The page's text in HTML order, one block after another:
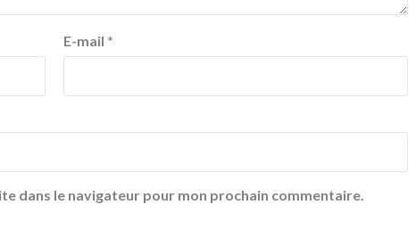
E-mail *
dans le navigateur pour mon prochain commentaire.